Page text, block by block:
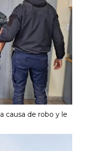
causa de robo y le